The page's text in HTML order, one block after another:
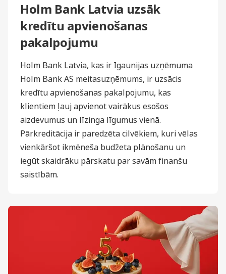
Holm Bank Latvia uzsāk
kredītu apvienošanas
pakalpojumu
Holm Bank Latvia, kas ir Igaunijas uzņēmuma
Holm Bank AS meitasuzņēmums, ir uzsācis
kredītu apvienošanas pakalpojumu, kas
klientiem ļauj apvienot vairākus esošos
aizdevumus un līzinga līgumus vienā.
Pārkreditācija ir paredzēta cilvēkiem, kuri vēlas
vienkāršot ikmēneša budžeta plānošanu un
iegūt skaidrāku pārskatu par savām finanšu
saistībām.